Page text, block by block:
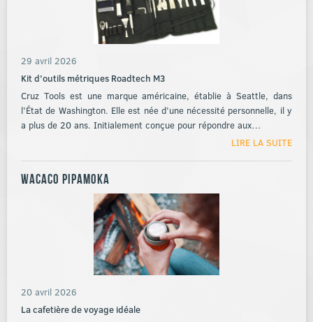
29 avril 2026
Kit d’outils métriques Roadtech M3
Cruz Tools est une marque américaine, établie à Seattle, dans
l'État de Washington. Elle est née d’une nécessité personnelle, il y
a plus de 20 ans. Initialement conçue pour répondre aux…
LIRE LA SUITE
Wacaco Pipamoka
20 avril 2026
La cafetière de voyage idéale